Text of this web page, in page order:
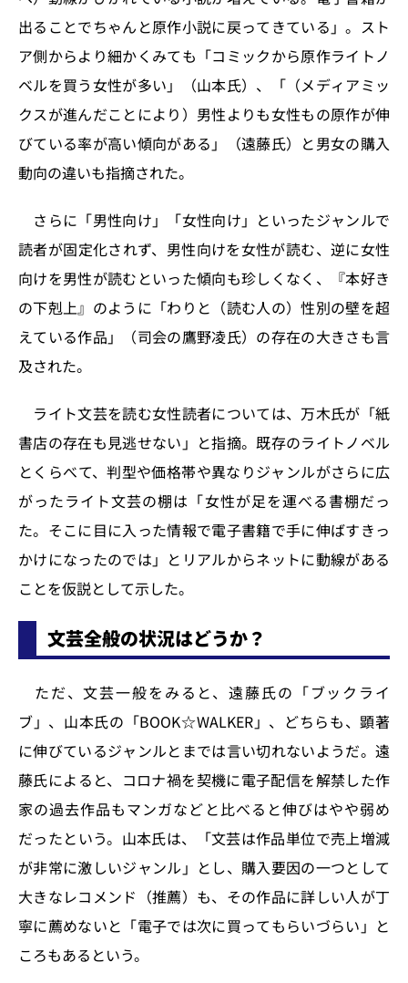
出ることでちゃんと原作小説に戻ってきている」。スト
ア側からより細かくみても「コミックから原作ライトノ
ベルを買う女性が多い」（山本氏）、「（メディアミッ
クスが進んだことにより）男性よりも女性もの原作が伸
びている率が高い傾向がある」（遠藤氏）と男女の購入
動向の違いも指摘された。
さらに「男性向け」「女性向け」といったジャンルで
読者が固定化されず、男性向けを女性が読む、逆に女性
向けを男性が読むといった傾向も珍しくなく、『本好き
の下剋上』のように「わりと（読む人の）性別の壁を超
えている作品」（司会の鷹野凌氏）の存在の大きさも言
及された。
ライト文芸を読む女性読者については、万木氏が「紙
書店の存在も見逃せない」と指摘。既存のライトノベル
とくらべて、判型や価格帯や異なりジャンルがさらに広
がったライト文芸の棚は「女性が足を運べる書棚だっ
た。そこに目に入った情報で電子書籍で手に伸ばすきっ
かけになったのでは」とリアルからネットに動線がある
ことを仮説として示した。
文芸全般の状況はどうか？
ただ、文芸一般をみると、遠藤氏の「ブックライ
ブ」、山本氏の「BOOK☆WALKER」、どちらも、顕著
に伸びているジャンルとまでは言い切れないようだ。遠
藤氏によると、コロナ禍を契機に電子配信を解禁した作
家の過去作品もマンガなどと比べると伸びはやや弱め
だったという。山本氏は、「文芸は作品単位で売上増減
が非常に激しいジャンル」とし、購入要因の一つとして
大きなレコメンド（推薦）も、その作品に詳しい人が丁
寧に薦めないと「電子では次に買ってもらいづらい」と
ころもあるという。